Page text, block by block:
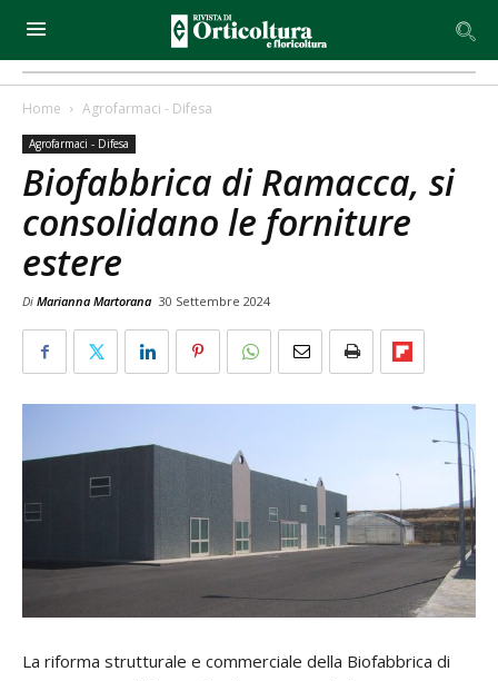
Home Agrofarmaci - Difesa
Agrofarmaci - Difesa
Biofabbrica di Ramacca, si
consolidano le forniture
estere
Di Marianna Martorana 30 Settembre 2024
La riforma strutturale e commerciale della Biofabbrica di